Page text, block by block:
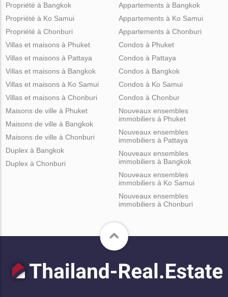
Propriété à Bangkok
Propriété à Ko Samui
Propriété à Chonburi
Appartements à Bangkok
Appartements à Ko Samui
Appartements à Chonburi
Villas et maisons à Phuket
Villas et maisons à Pattaya
Villas et maisons à Bangkok
Villas et maisons à Ko Samui
Villas et maisons à Chonburi
Condos à Phuket
Condos à Pattaya
Condos à Bangkok
Condos à Ko Samui
Condos à Chonbur
Maisons de ville à Phuket
Maisons de ville à Bangkok
Maisons de ville à Chonburi
Duplex à Bangkok
Duplex à Chonburi
Nouveaux ensembles
immobiliers à Phuket
Nouveaux ensembles
immobiliers à Pattaya
Nouveaux ensembles
immobiliers à Bangkok
Nouveaux ensembles
immobiliers à Ko Samui
Nouveaux ensembles
immobiliers à Chonburi